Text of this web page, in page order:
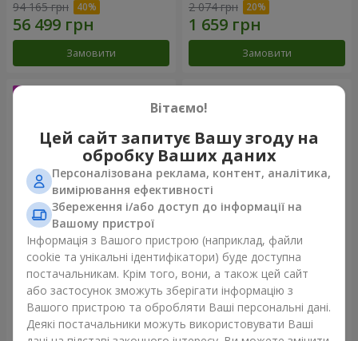
94 165 грн
Замовити
2 074 грн
Замовити
75 білих троянд
6 141 грн
Замовити
Букет "Ти - мій Всесвіт"
12 427 грн
Замовити
Вітаємо!
Цей сайт запитує Вашу згоду на
обробку Ваших даних
Персоналізована реклама, контент, аналітика,
вимірювання ефективності
Збереження і/або доступ до інформації на
Вашому пристрої
Інформація з Вашого пристрою (наприклад, файли
cookie та унікальні ідентифікатори) буде доступна
постачальникам. Крім того, вони, а також цей сайт
або застосунок зможуть зберігати інформацію з
Вашого пристрою та обробляти Ваші персональні дані.
Деякі постачальники можуть використовувати Ваші